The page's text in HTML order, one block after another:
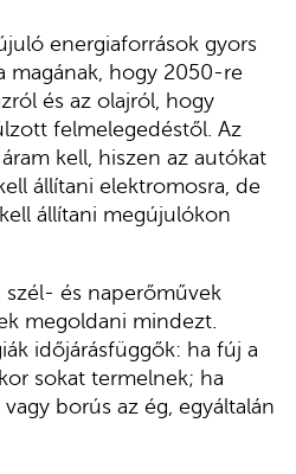
energiaforrások gyors
magának, hogy 2050-re
és az olajról, hogy
felmelegedéstől. Az
kell, hiszen az autókat
állítani elektromosra, de
állítani megújulókon
szél- és naperőművek
megoldani mindezt.
időjárásfüggők: ha fúj a
sokat termelnek; ha
borús az ég, egyáltalán